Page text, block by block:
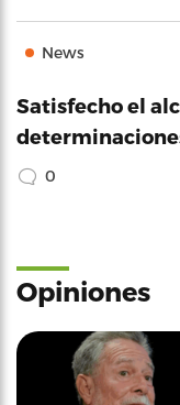
News
Satisfecho el
0
Opiniones